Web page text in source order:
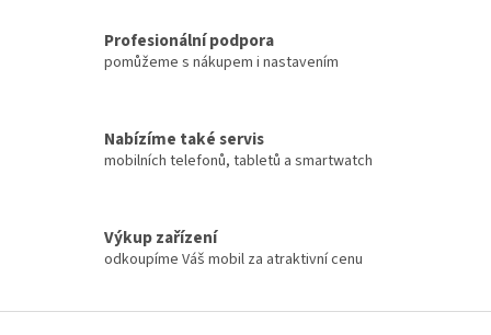
Profesionální podpora
pomůžeme s nákupem i nastavením
Nabízíme také servis
mobilních telefonů, tabletů a smartwatch
Výkup zařízení
odkoupíme Váš mobil za atraktivní cenu